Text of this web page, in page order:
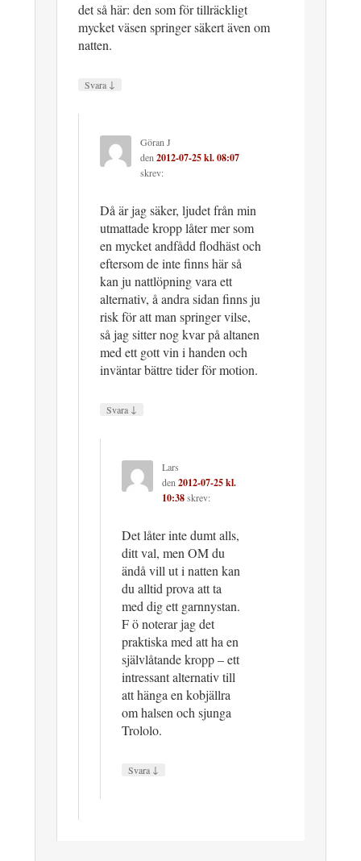
det så här: den som för tillräckligt
mycket väsen springer säkert även om
natten.
Svara ↓
Göran J
den2012-07-25 kl. 08:07
skrev:
Då är jag säker, ljudet från min
utmattade kropp låter mer som
en mycket andfådd flodhäst och
eftersom de inte finns här så
kan ju nattlöpning vara ett
alternativ, å andra sidan finns ju
risk för att man springer vilse,
så jag sitter nog kvar på altanen
med ett gott vin i handen och
inväntar bättre tider för motion.
Svara ↓
Lars
den2012-07-25 kl.
10:38skrev:
Det låter inte dumt alls,
ditt val, men OM du
ändå vill ut i natten kan
du alltid prova att ta
med dig ett garnnystan.
F ö noterar jag det
praktiska med att ha en
självlåtande kropp – ett
intressant alternativ till
att hänga en kobjällra
om halsen och sjunga
Trololo.
Svara ↓